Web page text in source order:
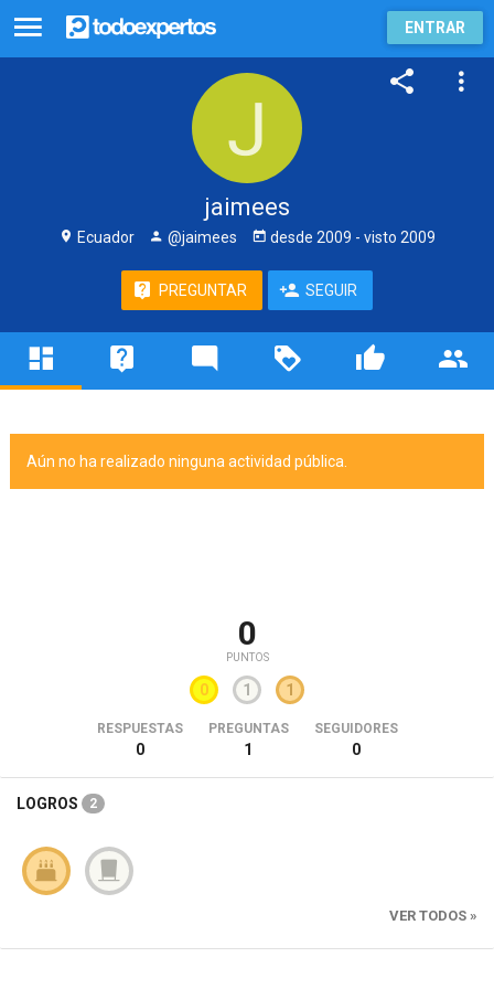
ENTRAR
jaimees
Ecuador @jaimees desde 2009 - visto 2009
PREGUNTAR SEGUIR
Aún no ha realizado ninguna actividad pública.
0
PUNTOS
0 1 1
RESPUESTAS
0
PREGUNTAS
1
SEGUIDORES
0
LOGROS 2
VER TODOS »